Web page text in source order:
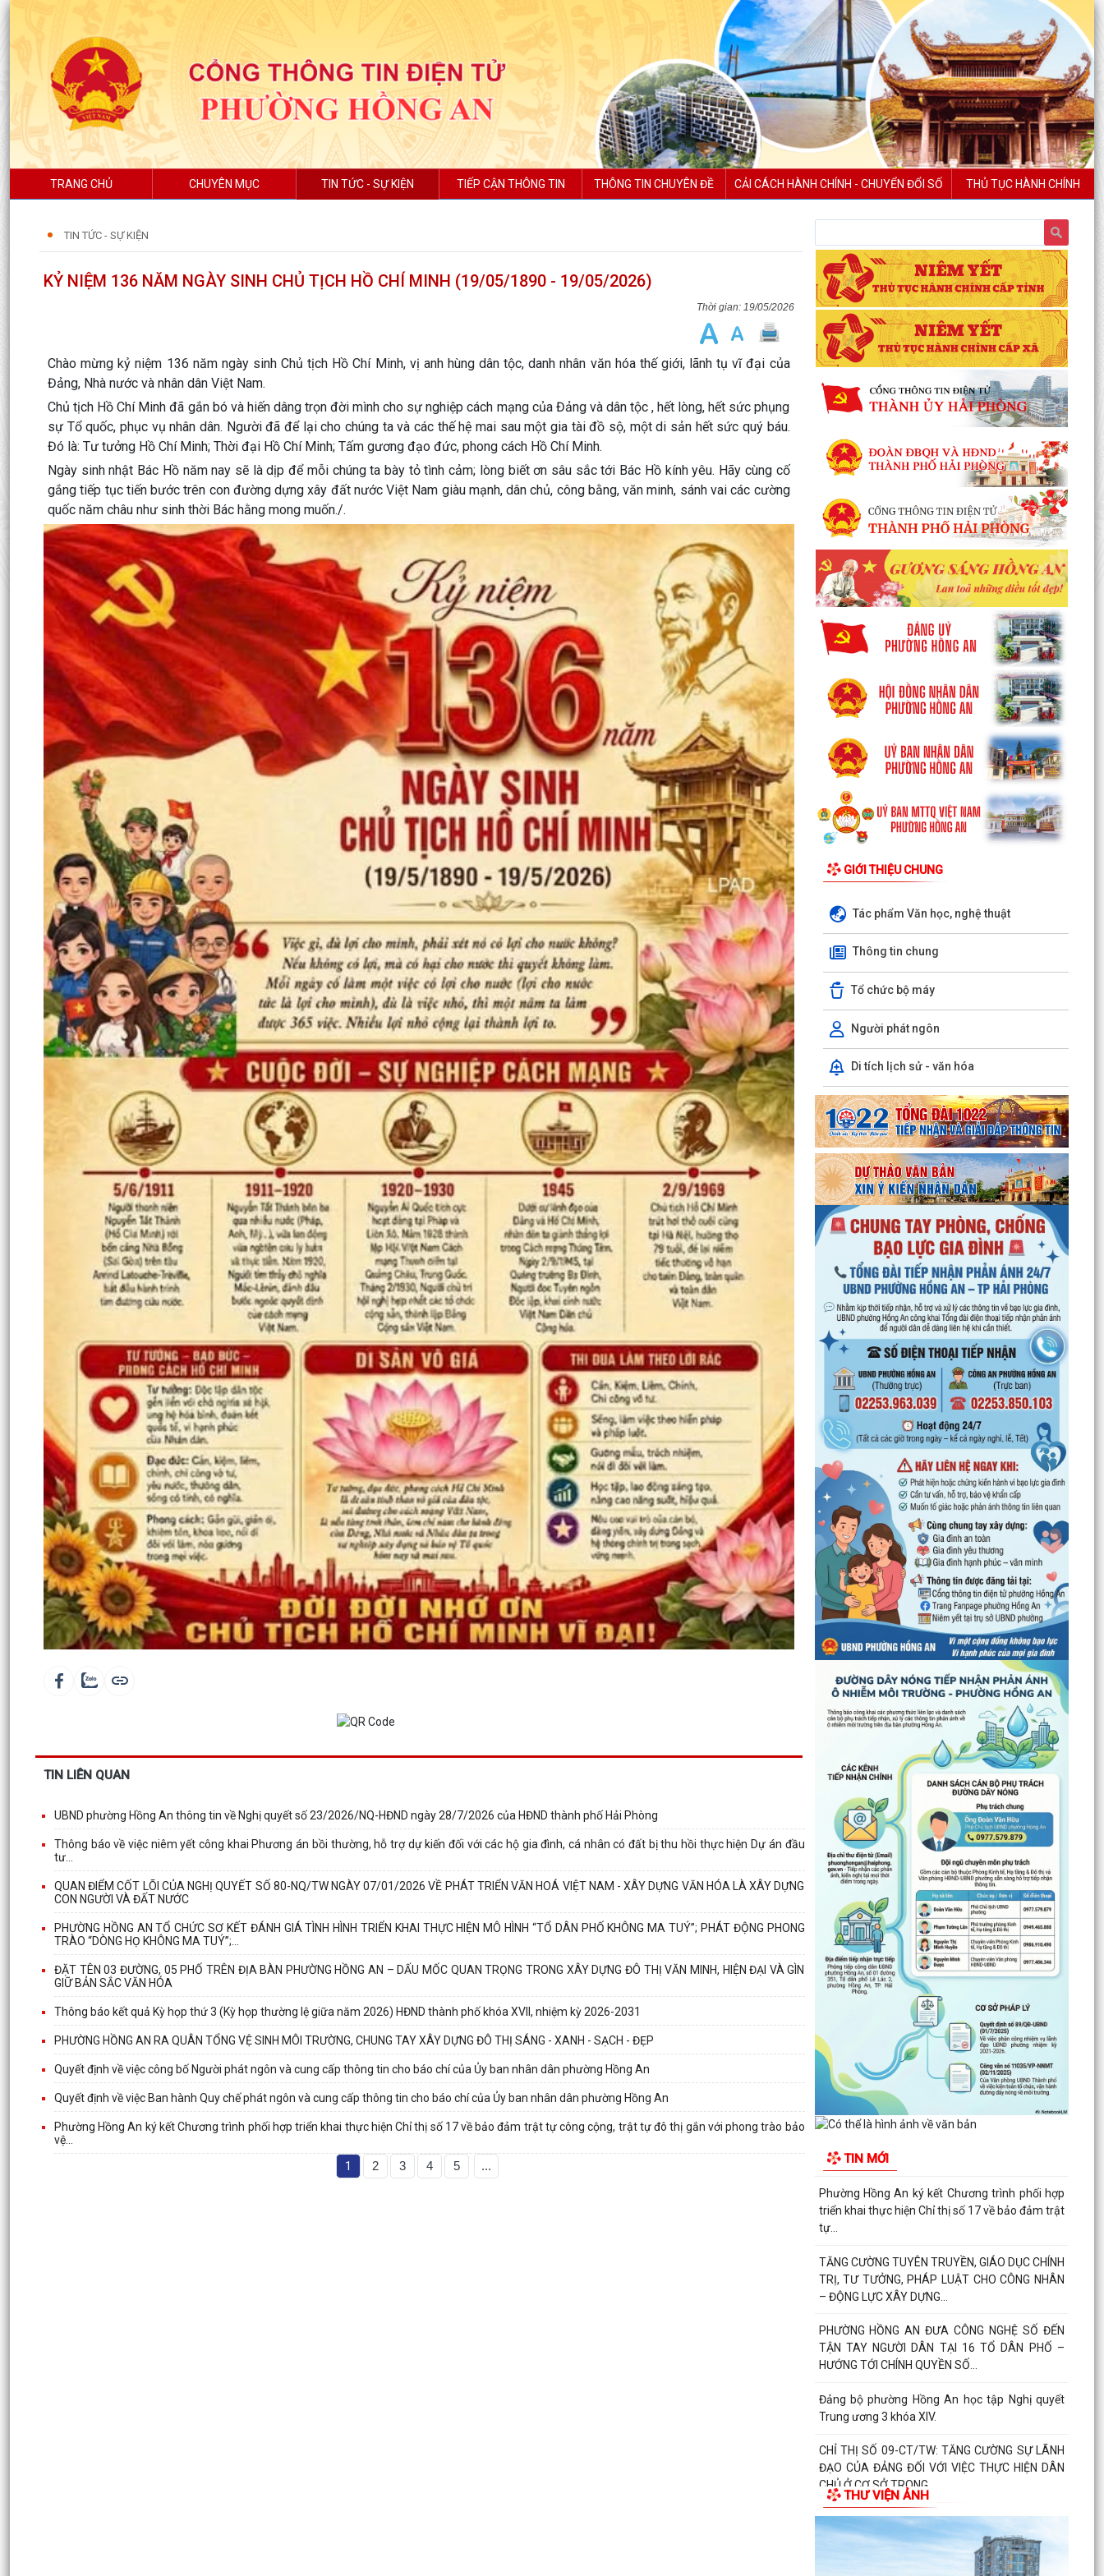
TRANG CHỦ CHUYÊN MỤC TIN TỨC - SỰ KIỆN TIẾP CẬN THÔNG TIN THÔNG TIN CHUYÊN ĐỀ CẢI CÁCH HÀNH CHÍNH - CHUYỂN ĐỔI SỐ THỦ TỤC HÀNH CHÍNH
TIN TỨC - SỰ KIỆN
KỶ NIỆM 136 NĂM NGÀY SINH CHỦ TỊCH HỒ CHÍ MINH (19/05/1890 - 19/05/2026)
19/05/2026
Chào mừng kỷ niệm 136 năm ngày sinh Chủ tịch Hồ Chí Minh, vị anh hùng dân tộc, danh nhân văn hóa thế giới, lãnh tụ vĩ đại của
Đảng, Nhà nước và nhân dân Việt Nam.
Chủ tịch Hồ Chí Minh đã gắn bó và hiến dâng trọn đời mình cho sự nghiệp cách mạng của Đảng và dân tộc , hết lòng, hết sức phụng
sự Tổ quốc, phục vụ nhân dân. Người đã để lại cho chúng ta và các thế hệ mai sau một gia tài đồ sộ, một di sản hết sức quý báu.
Đó là: Tư tưởng Hồ Chí Minh; Thời đại Hồ Chí Minh; Tấm gương đạo đức, phong cách Hồ Chí Minh.
Ngày sinh nhật Bác Hồ năm nay sẽ là dịp để mỗi chúng ta bày tỏ tình cảm; lòng biết ơn sâu sắc tới Bác Hồ kính yêu. Hãy cùng cố
gắng tiếp tục tiến bước trên con đường dựng xây đất nước Việt Nam giàu mạnh, dân chủ, công bằng, văn minh, sánh vai các cường
quốc năm châu như sinh thời Bác hằng mong muốn./.
TIN LIÊN QUAN
UBND phường Hồng An thông tin về Nghị quyết số 23/2026/NQ-HĐND ngày 28/7/2026 của HĐND thành phố Hải Phòng
Thông báo về việc niêm yết công khai Phương án bồi thường, hỗ trợ dự kiến đối với các hộ gia đình, cá nhân có đất bị thu hồi thực hiện Dự án đầu
tư...
QUAN ĐIỂM CỐT LÕI CỦA NGHỊ QUYẾT SỐ 80-NQ/TW NGÀY 07/01/2026 VỀ PHÁT TRIỂN VĂN HOÁ VIỆT NAM - XÂY DỰNG VĂN HÓA LÀ XÂY DỰNG
CON NGƯỜI VÀ ĐẤT NƯỚC
PHƯỜNG HỒNG AN TỔ CHỨC SƠ KẾT ĐÁNH GIÁ TÌNH HÌNH TRIỂN KHAI THỰC HIỆN MÔ HÌNH “TỔ DÂN PHỐ KHÔNG MA TUÝ”; PHÁT ĐỘNG PHONG
TRÀO “DÒNG HỌ KHÔNG MA TUÝ”;...
ĐẶT TÊN 03 ĐƯỜNG, 05 PHỐ TRÊN ĐỊA BÀN PHƯỜNG HỒNG AN – DẤU MỐC QUAN TRỌNG TRONG XÂY DỰNG ĐÔ THỊ VĂN MINH, HIỆN ĐẠI VÀ GÌN
GIỮ BẢN SẮC VĂN HÓA
Thông báo kết quả Kỳ họp thứ 3 (Kỳ họp thường lệ giữa năm 2026) HĐND thành phố khóa XVII, nhiệm kỳ 2026-2031
PHƯỜNG HỒNG AN RA QUÂN TỔNG VỆ SINH MÔI TRƯỜNG, CHUNG TAY XÂY DỰNG ĐÔ THỊ SÁNG - XANH - SẠCH - ĐẸP
Quyết định về việc công bố Người phát ngôn và cung cấp thông tin cho báo chí của Ủy ban nhân dân phường Hồng An
Quyết định về việc Ban hành Quy chế phát ngôn và cung cấp thông tin cho báo chí của Ủy ban nhân dân phường Hồng An
Phường Hồng An ký kết Chương trình phối hợp triển khai thực hiện Chỉ thị số 17 về bảo đảm trật tự công cộng, trật tự đô thị gắn với phong trào bảo
vệ...
1 2 3 4 5 ...
GIỚI THIỆU CHUNG
Tác phẩm Văn học, nghệ thuật
Thông tin chung
Tổ chức bộ máy
Người phát ngôn
Di tích lịch sử - văn hóa
TIN MỚI
UBND phường Hồng An thông tin về Nghị quyết
số 23/2026/NQ-HĐND ngày 28/7/2026 của
HĐND thành phố...
Bình dân học vụ số - nền tảng cho sự phát triển
trong kỷ nguyên số
Thông báo về việc niêm yết công khai Phương
án bồi thường, hỗ trợ dự kiến đối với các hộ gia
đình,...
QUAN ĐIỂM CỐT LÕI CỦA NGHỊ QUYẾT SỐ 80-
NQ/TW NGÀY 07/01/2026 VỀ PHÁT TRIỂN VĂN
HOÁ VIỆT NAM - XÂY...
PHƯỜNG HỒNG AN TỔ CHỨC SƠ KẾT ĐÁNH GIÁ
TÌNH HÌNH TRIỂN KHAI THỰC HIỆN MÔ HÌNH “TỔ
DÂN PHỐ KHÔNG MA...
ĐẶT TÊN 03 ĐƯỜNG, 05 PHỐ TRÊN ĐỊA BÀN
PHƯỜNG HỒNG AN – DẤU MỐC QUAN TRỌNG
TRONG XÂY DỰNG ĐÔ THỊ VĂN...
Thông báo kết quả Kỳ họp thứ 3 (Kỳ họp thường
lệ giữa năm 2026) HĐND thành phố khóa XVII,
nhiệm kỳ...
PHƯỜNG HỒNG AN RA QUÂN TỔNG VỆ SINH
MÔI TRƯỜNG, CHUNG TAY XÂY DỰNG ĐÔ THỊ
SÁNG - XANH - SẠCH - ĐẸP
Quyết định về việc công bố Người phát ngôn và
cung cấp thông tin cho báo chí của Ủy ban nhân
dân...
Quyết định về việc Ban hành Quy chế phát ngôn
và cung cấp thông tin cho báo chí của Ủy ban
nhân dân...
Phường Hồng An ký kết Chương trình phối hợp
triển khai thực hiện Chỉ thị số 17 về bảo đảm trật
TĂNG CƯỜNG TUYÊN TRUYỀN, GIÁO DỤC CHÍNH
TRỊ, TƯ TƯỞNG, PHÁP LUẬT CHO CÔNG NHÂN
– ĐỘNG LỰC XÂY DỰNG...
PHƯỜNG HỒNG AN ĐƯA CÔNG NGHỆ SỐ ĐẾN
TẬN TAY NGƯỜI DÂN TẠI 16 TỔ DÂN PHỐ –
HƯỚNG TỚI CHÍNH QUYỀN SỐ...
Đảng bộ phường Hồng An học tập Nghị quyết
Trung ương 3 khóa XIV.
CHỈ THỊ SỐ 09-CT/TW: TĂNG CƯỜNG SỰ LÃNH
CHỦ Ở CƠ SỞ TRONG...
TRUNG ƯƠNG BAN HÀNH QUY ĐỊNH MỚI VỀ 19
ĐIỀU ĐẢNG VIÊN KHÔNG ĐƯỢC LÀM
HỒNG AN THĂM VÀ CHÚC MỪNG LIÊN ĐOÀN
LAO ĐỘNG THÀNH PHỐ NHÂN...
giá kết quả thực hiện nhiệm vụ phát triển kinh
tế- xã...
ÂN CÁC ANH HÙNG LIỆT SĨ NHÂN KỶ NIỆM 79
NĂM NGÀY THƯƠNG BINH...
PHƯỜNG HỒNG AN ẤM ÁP CHƯƠNG TRÌNH
KHÁM BỆNH, CẤP PHÁT THUỐC CHO ĐỐI
TƯỢNG CHÍNH SÁCH.
Phường Hồng An tổ chức đợt chi trả tiền bồi
thường, hỗ trợ đối 67 hộ gia đình có đất mộ
THƯ VIỆN ẢNH